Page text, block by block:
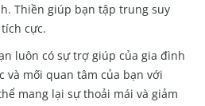
Thiền giúp bạn tập trung suy
cực.
luôn có sự trợ giúp của gia đình
và mối quan tâm của bạn với
mang lại sự thoải mái và giảm